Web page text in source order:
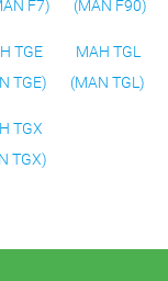
F7)
(MAN F90)
TGE
TGE)
МАН TGL
(MAN TGL)
TGX
TGX)